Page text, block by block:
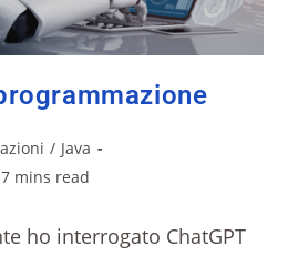
/ Java
7 mins read
ho interrogato ChatGPT